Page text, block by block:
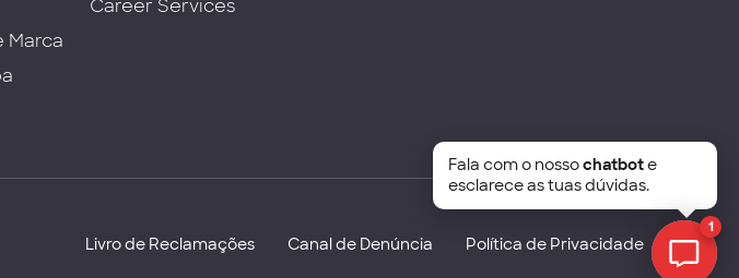
Marca
Career Services
Livro de Reclamações Canal de Denúncia Política de Privacidade
1
Fala com o nossochatbote
esclarece as tuas dúvidas.